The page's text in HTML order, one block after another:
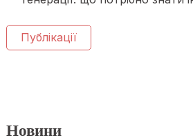
Публікації
Новини